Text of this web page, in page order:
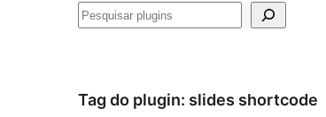
Pesquisar
Tag do plugin: slides shortcode